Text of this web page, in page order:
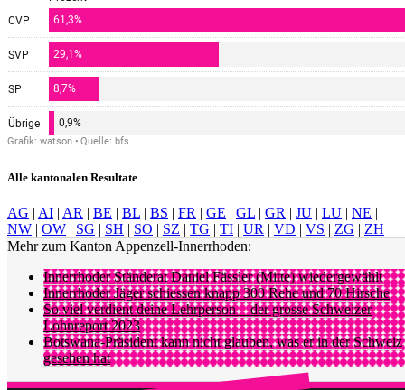
Alle kantonalen Resultate
AG | AI | AR | BE | BL | BS | FR | GE | GL | GR | JU | LU | NE |
NW | OW | SG | SH | SO | SZ | TG | TI | UR | VD | VS | ZG | ZH
Mehr zum Kanton Appenzell-Innerrhoden:
Innerrhoder Ständerat Daniel Fässler (Mitte) wiedergewählt
Innerrhoder Jäger schiessen knapp 300 Rehe und 70 Hirsche
So viel verdient deine Lehrperson – der grosse Schweizer
Lohnreport 2023
Botswana-Präsident kann nicht glauben, was er in der Schweiz
gesehen hat